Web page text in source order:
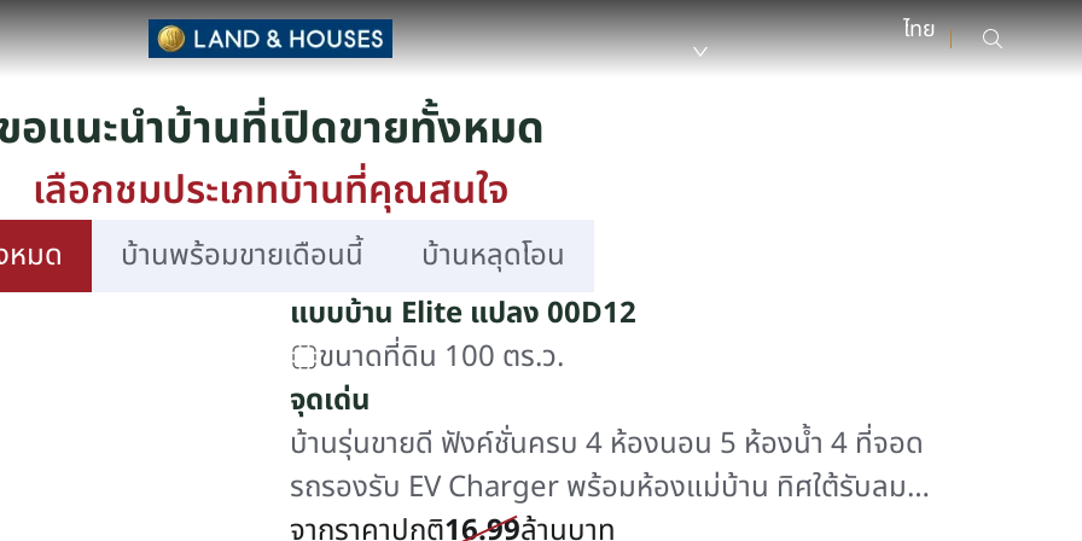
ไทย
บมอเตอร์เวย์(กรุงเทพ-ชลบุรี สายใหม่) แขวงทับยาว เขตลาดกระบัง กรุงเทพมหานคร 10520 ราคาเริ่มต้น 13.99 ล้านบาท ใกล้Airport
อแนะนำบ้านที่เปิดขายทั้งหมด
เลือกชมประเภทบ้านที่คุณสนใจ
หมด บ้านพร้อมขายเดือนนี้ บ้านหลุดโอน
แบบบ้าน Elite แปลง 00D12
ขนาดที่ดิน 100 ตร.ว.
จุดเด่น
บ้านรุ่นขายดี ฟังค์ชั่นครบ 4 ห้องนอน 5 ห้องน้ำ 4 ที่จอด
รถรองรับ EV Charger พร้อมห้องแม่บ้าน ทิศใต้รับลม
บนที่ดิน100ตร.วา พร้อมรับสิทธิพิเศษ ณ โครงการ
จากราคาปกติ16.99ล้านบาท